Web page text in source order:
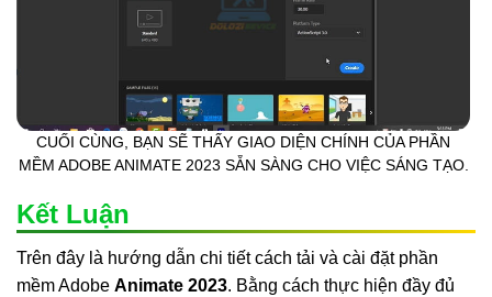
CUỐI CÙNG, BẠN SẼ THẤY GIAO DIỆN CHÍNH CỦA PHẦN
MỀM ADOBE ANIMATE 2023 SẴN SÀNG CHO VIỆC SÁNG TẠO.
Kết Luận
Trên đây là hướng dẫn chi tiết cách tải và cài đặt phần
mềm Adobe Animate 2023. Bằng cách thực hiện đầy đủ